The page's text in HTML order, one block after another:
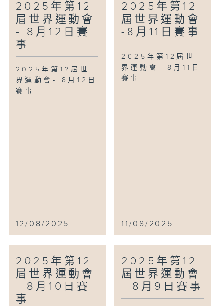
2025年第12
屆世界運動會
- 8月12日賽
事
2025年第12屆世
界運動會- 8月12日
賽事
12/08/2025
2025年第12
屆世界運動會
-8月11日賽事
2025年第12屆世
界運動會- 8月11日
賽事
11/08/2025
2025年第12
屆世界運動會
- 8月10日賽
事
2025年第12
屆世界運動會
- 8月9日賽事